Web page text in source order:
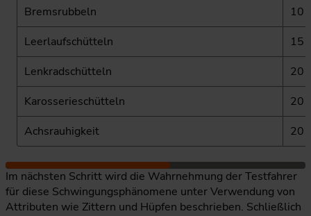
Bremsrubbeln
10
Leerlaufschütteln
15
Lenkradschütteln
20
Karosserieschütteln
20
Achsrauhigkeit
20
Im nächsten Schritt wird die Wahrnehmung der Testfahrer
für diese Schwingungsphänomene unter Verwendung von
Attributen wie Zittern und Hüpfen beschrieben. Schließlich